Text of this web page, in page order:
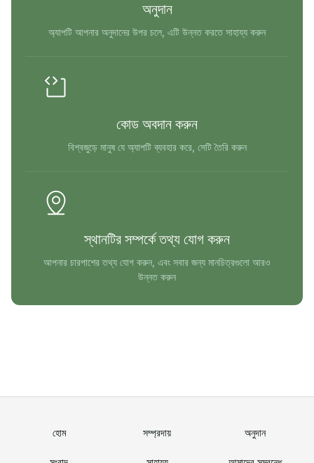
অনুদান
অ্যাপটি আপনার অনুদানের উপর চলে, এটি উন্নত করতে সাহায্য করুন
কোড অবদান করুন
বিশ্বজুড়ে মানুষ যে অ্যাপটি ব্যবহার করে, সেটি তৈরি করুন
স্থানটির সম্পর্কে তথ্য যোগ করুন
আপনার চারপাশের তথ্য যোগ করুন, এবং সবার জন্য মানচিত্রগুলো আরও
উন্নত করুন
হোম সম্প্রদায় অনুদান